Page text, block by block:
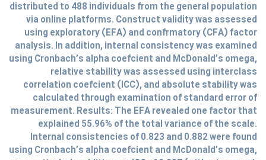
distributed to 488 individuals from the general population
via online platforms. Construct validity was assessed
using exploratory (EFA) and confrmatory (CFA) factor
analysis. In addition, internal consistency was examined
using Cronbach’s alpha coefcient and McDonald’s omega,
relative stability was assessed using interclass
correlation coefcient (ICC), and absolute stability was
calculated through examination of standard error of
measurement. Results: The EFA revealed one factor that
explained 55.96% of the total variance of the scale.
Internal consistencies of 0.823 and 0.882 were found
using Cronbach’s alpha coefcient and McDonald’s omega,